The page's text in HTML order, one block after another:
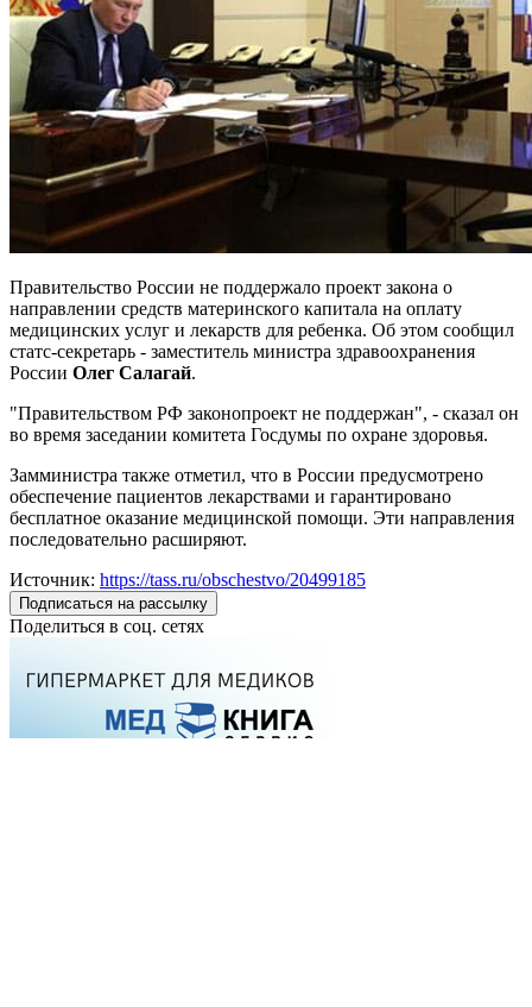
Правительство России не поддержало проект закона о
направлении средств материнского капитала на оплату
медицинских услуг и лекарств для ребенка. Об этом сообщил
статс-секретарь - заместитель министра здравоохранения
России Олег Салагай.
"Правительством РФ законопроект не поддержан", - сказал он
во время заседании комитета Госдумы по охране здоровья.
Замминистра также отметил, что в России предусмотрено
обеспечение пациентов лекарствами и гарантировано
бесплатное оказание медицинской помощи. Эти направления
последовательно расширяют.
Источник: https://tass.ru/obschestvo/20499185
Подписаться на рассылку
Поделиться в соц. сетях